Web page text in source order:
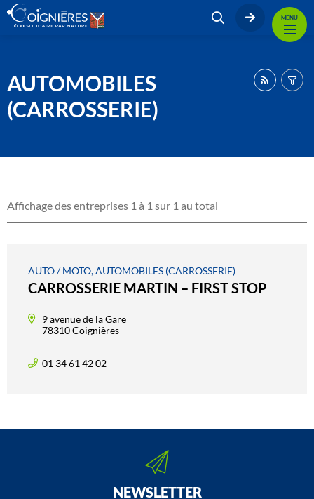
MENU
AUTOMOBILES
(CARROSSERIE)
Affichage des entreprises 1 à 1 sur 1 au total
AUTO / MOTO, AUTOMOBILES (CARROSSERIE)
CARROSSERIE MARTIN – FIRST STOP
9 avenue de la Gare
78310 Coignières
01 34 61 42 02
NEWSLETTER